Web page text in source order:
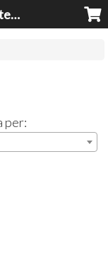
Mixo Shop - Giocattoli, tecnologia, casa e giardino a prezzi super!
per: